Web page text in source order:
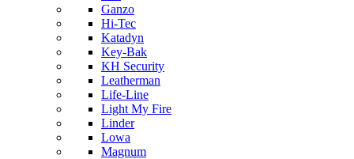
Ganzo
Hi-Tec
Katadyn
Key-Bak
KH Security
Leatherman
Life-Line
Light My Fire
Linder
Lowa
Magnum